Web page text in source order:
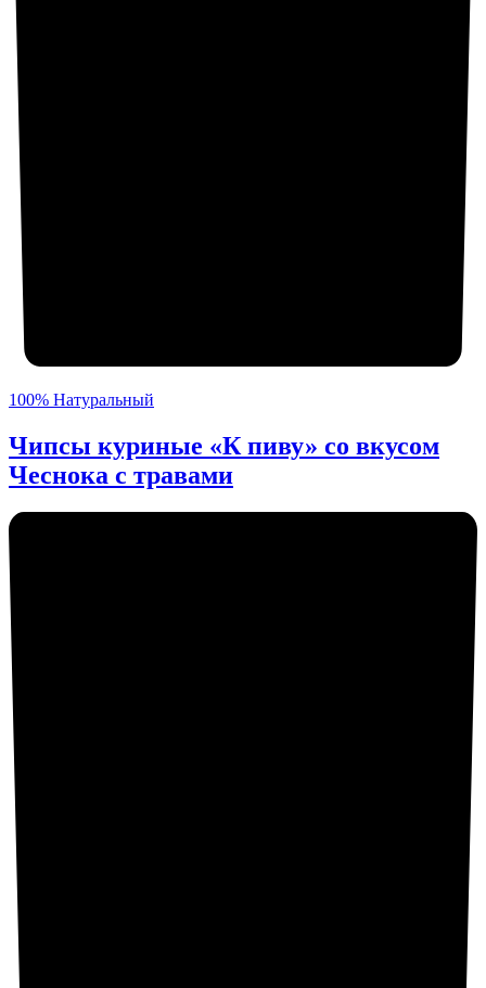
100% Натуральный
Чипсы куриные «К пиву» со вкусом
Чеснока с травами